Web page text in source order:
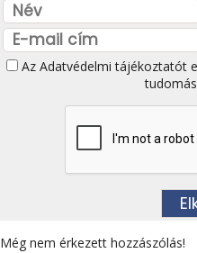
Az Adatvédelmi tájékoztatót
Még nem érkezett hozzászólás!